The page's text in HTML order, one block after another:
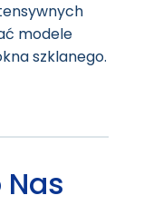
modele
szklanego.